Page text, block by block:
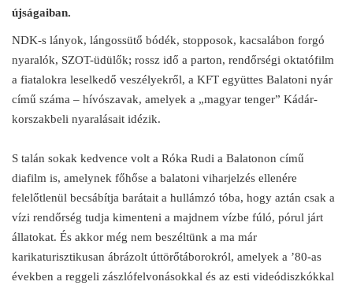
újságaiban.
NDK-s lányok, lángossütő bódék, stopposok, kacsalábon forgó
nyaralók, SZOT-üdülők; rossz idő a parton, rendőrségi oktatófilm
a fiatalokra leselkedő veszélyekről, a KFT együttes Balatoni nyár
című száma – hívószavak, amelyek a „magyar tenger” Kádár-
korszakbeli nyaralásait idézik.
S talán sokak kedvence volt a Róka Rudi a Balatonon című
diafilm is, amelynek főhőse a balatoni viharjelzés ellenére
felelőtlenül becsábítja barátait a hullámzó tóba, hogy aztán csak a
vízi rendőrség tudja kimenteni a majdnem vízbe fúló, pórul járt
állatokat. És akkor még nem beszéltünk a ma már
karikaturisztikusan ábrázolt úttörőtáborokról, amelyek a ’80-as
években a reggeli zászlófelvonásokkal és az esti videódiszkókkal